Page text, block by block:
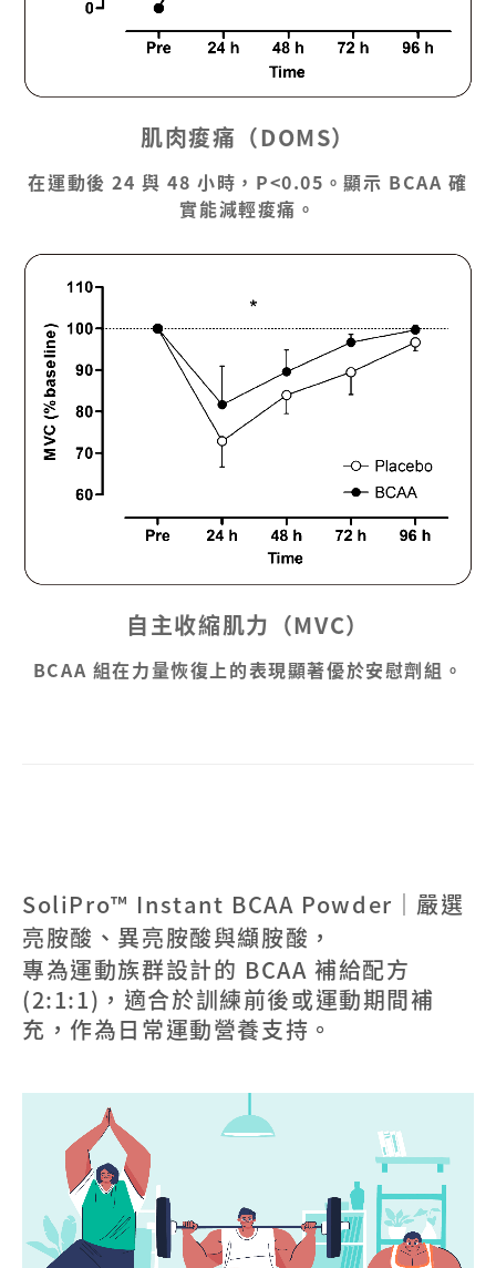
肌肉痠痛（DOMS）
在運動後 24 與 48 小時，P<0.05。顯示 BCAA 確
實能減輕痠痛。
自主收縮肌力（MVC）
BCAA 組在力量恢復上的表現顯著優於安慰劑組。
SoliPro™ Instant BCAA Powder｜嚴選
亮胺酸、異亮胺酸與纈胺酸，
專為運動族群設計的 BCAA 補給配方
(2:1:1)，適合於訓練前後或運動期間補
充，作為日常運動營養支持。